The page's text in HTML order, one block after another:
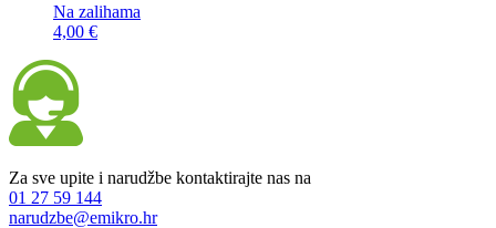
Na zalihama
4,00 €
Za sve upite i narudžbe kontaktirajte nas na
01 27 59 144
narudzbe@emikro.hr